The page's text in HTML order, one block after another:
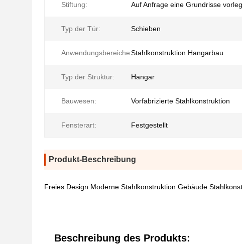
Stiftung: Auf Anfrage eine Grundrisse
Typ der Tür: Schieben
Anwendungsbereiche:Stahlkonstruktion Hangarbau
Typ der Struktur: Hangar
Bauwesen: Vorfabrizierte Stahlkonstruktion
Fensterart: Festgestellt
Produkt-Beschreibung
Freies Design Moderne Stahlkonstruktion Gebäude
Beschreibung des Produkts: